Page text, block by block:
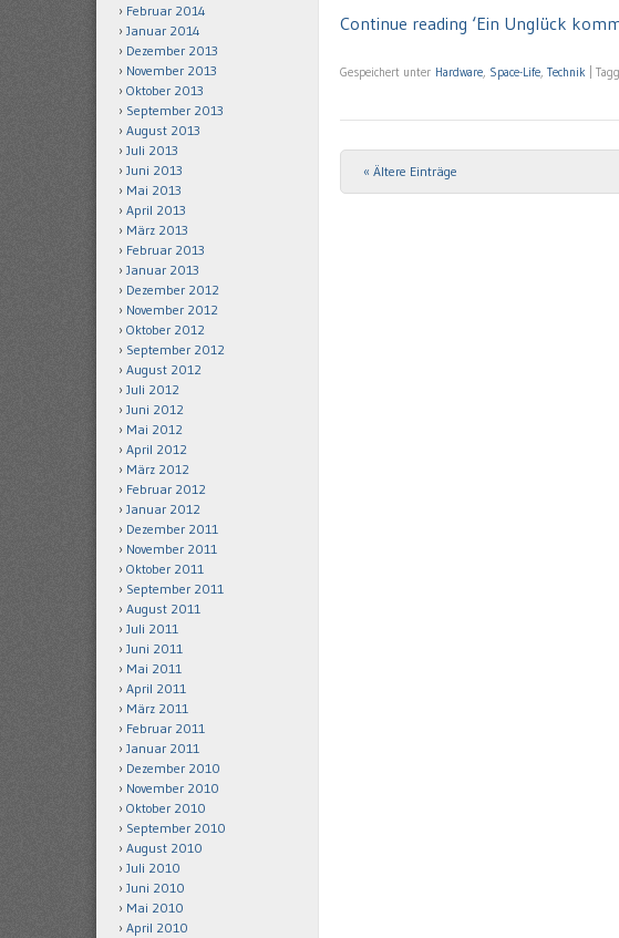
Continue reading ‘Ein Unglück
Gespeichert unter Hardware, Space-Life, Technik
Post navigation
« Ältere Einträge
Februar 2014
Januar 2014
Dezember 2013
November 2013
Oktober 2013
September 2013
August 2013
Juli 2013
Juni 2013
Mai 2013
April 2013
März 2013
Februar 2013
Januar 2013
Dezember 2012
November 2012
Oktober 2012
September 2012
August 2012
Juli 2012
Juni 2012
Mai 2012
April 2012
März 2012
Februar 2012
Januar 2012
Dezember 2011
November 2011
Oktober 2011
September 2011
August 2011
Juli 2011
Juni 2011
Mai 2011
April 2011
März 2011
Februar 2011
Januar 2011
Dezember 2010
November 2010
Oktober 2010
September 2010
August 2010
Juli 2010
Juni 2010
Mai 2010
April 2010